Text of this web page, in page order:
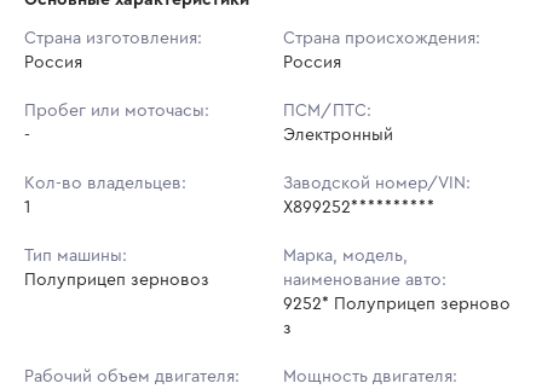
Шаг торгов: 5 000 ₽
Кол-во ставок:
Ставок не найдено
в аукционах
Страна изготовления:
Россия
Страна происхождения:
Россия
Пробег или моточасы:
-
ПСМ/ПТС:
Электронный
Кол-во владельцев:
1
Заводской номер/VIN:
X899252**********
Тип машины:
Полуприцеп зерновоз
Марка, модель,
наименование авто:
9252* Полуприцеп зерново
з
Рабочий объем двигателя:
Мощность двигателя: